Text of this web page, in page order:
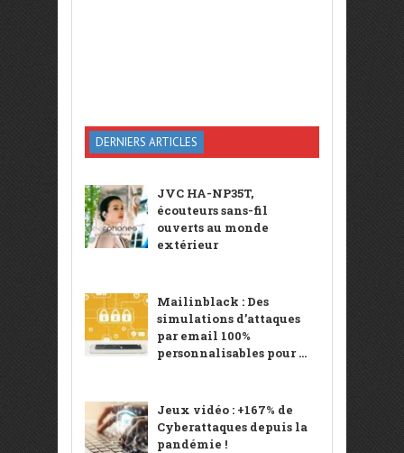
DERNIERS ARTICLES
JVC HA-NP35T,
écouteurs sans-fil
ouverts au monde
extérieur
Mailinblack : Des
simulations d’attaques
par email 100%
personnalisables pour ...
Jeux vidéo : +167% de
Cyberattaques depuis la
pandémie !